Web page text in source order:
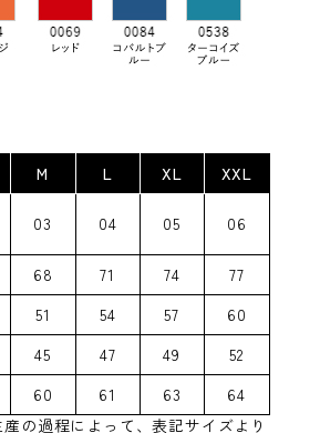
M L XL
XXL
03 04 05 06
68 71 74
77
51 54 57
60
45 47 49
52
60 61 63
64
の過程によって、表記サイズより